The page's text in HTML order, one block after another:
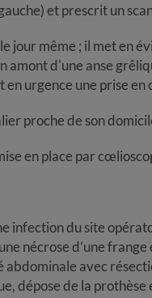
et prescrit un
jour même ; il met en
amont d'une anse
urgence une prise
proche de son
en place par
infection du site
nécrose d’une
avec
dépose de la prothèse